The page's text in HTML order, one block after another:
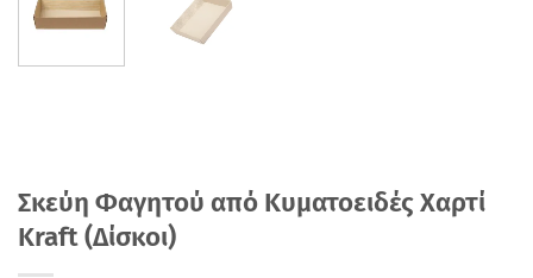
Σκεύη Φαγητού από Κυματοειδές Χαρτί
Kraft (Δίσκοι)